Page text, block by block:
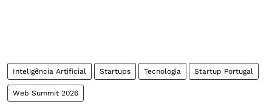
Inteligência Artificial Startups Tecnologia Startup Portugal
Web Summit 2026